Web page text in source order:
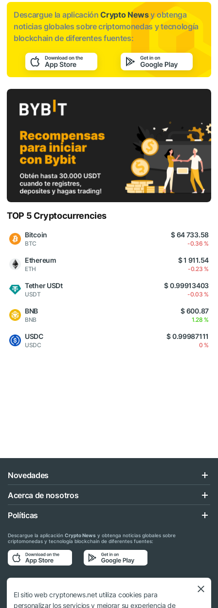
Descargue la aplicaciónCrypto Newsy obtenga
noticias globales sobre criptomonedas y tecnología
blockchain de diferentes fuentes:
TOP 5 Cryptocurrencies
Bitcoin
BTC
$ 64 733.58
-0.36 %
Ethereum
ETH
$ 1 911.54
-0.23 %
Tether USDt
USDT
$ 0.99913403
-0.03 %
BNB
BNB
$ 600.87
1.28 %
USDC
USDC
$ 0.99987111
0 %
Novedades
Acerca de nosotros
Políticas
Descargue la aplicación Crypto News y obtenga noticias globales sobre
criptomonedas y tecnología blockchain de diferentes fuentes:
Síganos en las redes sociales
El sitio web cryptonews.net utiliza cookies para
personalizar los servicios y mejorar su experiencia de